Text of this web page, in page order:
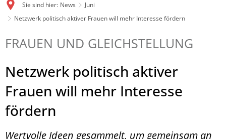
Sie sind hier: News
Juni
Netzwerk politisch aktiver Frauen will mehr Interesse fördern
FRAUEN UND GLEICHSTELLUNG
Netzwerk politisch aktiver
Frauen will mehr Interesse
fördern
Wertvolle Ideen gesammelt, um gemeinsam an